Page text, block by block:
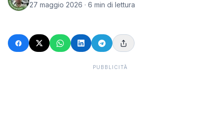
27 maggio 2026 · 6 min di lettura
PUBBLICITÀ